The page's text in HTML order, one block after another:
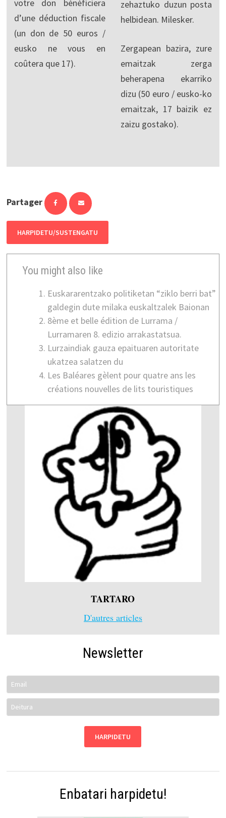
votre don bénéficiera
d’une déduction fiscale
(un don de 50 euros /
eusko ne vous en
coûtera que 17).
zehaztuko duzun posta
helbidean. Milesker.
Zergapean bazira, zure
emaitzak zerga
beherapena ekarriko
dizu (50 euro / eusko-ko
emaitzak, 17 baizik ez
zaizu gostako).
Partager
HARPIDETU/SUSTENGATU
You might also like
Euskararentzako politiketan “ziklo berri bat”
galdegin dute milaka euskaltzalek Baionan
8ème et belle édition de Lurrama /
Lurramaren 8. edizio arrakastatsua.
Lurzaindiak gauza epaituaren autoritate
ukatzea salatzen du
Les Baléares gèlent pour quatre ans les
créations nouvelles de lits touristiques
TARTARO
D'autres articles
Newsletter
Enbatari harpidetu!